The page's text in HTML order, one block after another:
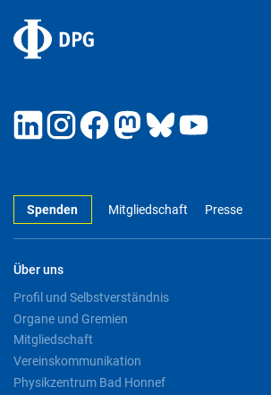
Spenden Mitgliedschaft Presse
Über uns
Profil und Selbstverständnis
Organe und Gremien
Mitgliedschaft
Vereinskommunikation
Physikzentrum Bad Honnef